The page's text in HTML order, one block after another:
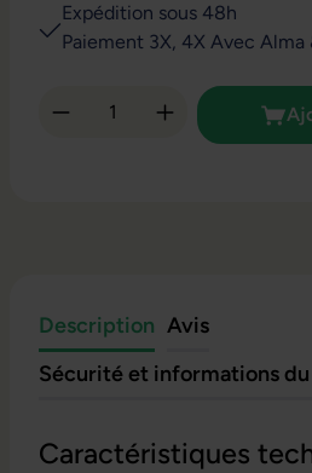
Expédition sous 48h
Paiement 3X, 4X Avec Alma
Quantité de produit :
Description Avis
Sécurité et informations
Caractéristiques